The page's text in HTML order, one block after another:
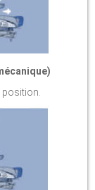
position.